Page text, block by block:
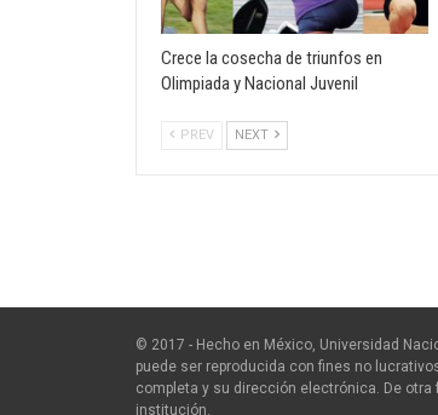
Crece la cosecha de triunfos en
Olimpiada y Nacional Juvenil
PREV NEXT
© 2017 - Hecho en México, Universidad
puede ser reproducida con fines no
completa y su dirección electrónica. De
institución.